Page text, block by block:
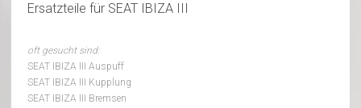
Ersatzteile für SEAT IBIZA III
oft gesucht sind:
SEAT IBIZA III Auspuff
SEAT IBIZA III Kupplung
SEAT IBIZA III Bremsen